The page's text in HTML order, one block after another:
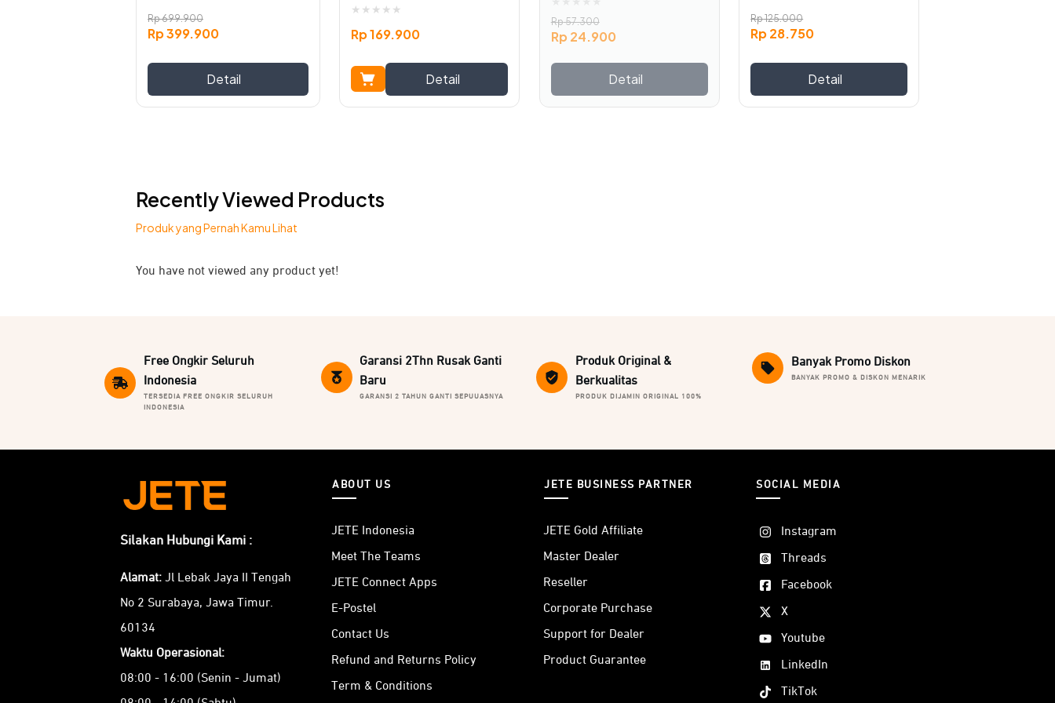
Rp699.900
Rp399.900
Detail
★ ★ ★ ★ ★
Rp169.900
Detail
Rp57.300
Rp 24.900
Detail
Rp125.000
Rp28.750
Detail
Recently Viewed Products
Produk yang Pernah Kamu Lihat
You have not viewed any product yet!
Free Ongkir Seluruh
Indonesia
TERSEDIA FREE ONGKIR SELURUH
INDONESIA
Garansi 2Thn Rusak Ganti
Baru
GARANSI 2 TAHUN GANTI SEPUUASNYA
Produk Original &
Berkualitas
PRODUK DIJAMIN ORIGINAL 100%
Banyak Promo Diskon
BANYAK PROMO & DISKON MENARIK
Silakan Hubungi Kami :
Alamat: Jl Lebak Jaya II Tengah
No 2 Surabaya, Jawa Timur.
60134
Waktu Operasional:
08:00 - 16:00 (Senin - Jumat)
ABOUT US
JETE Indonesia
Meet The Teams
JETE Connect Apps
E-Postel
Contact Us
Refund and Returns Policy
Term & Conditions
JETE BUSINESS PARTNER
JETE Gold Affiliate
Master Dealer
Reseller
Corporate Purchase
Support for Dealer
Product Guarantee
SOCIAL MEDIA
Instagram
Threads
Facebook
X
Youtube
LinkedIn
TikTok